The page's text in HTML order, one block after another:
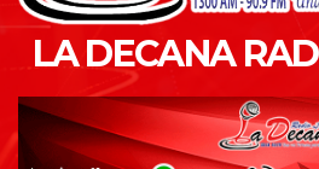
LA DECANA